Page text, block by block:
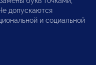
допускаются
и социальной